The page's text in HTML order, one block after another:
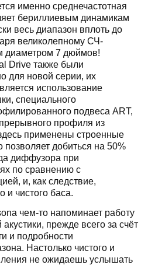
именно среднечастотная
бериллиевым динамикам
весь диапазон вплоть до
великолепному СЧ-
диаметром 7 дюймов!
Drive также были
для новой серии, их
использование
специального
подвеса ART,
профиля из
применены строенные
позволяет добиться на 50%
диффузора при
по сравнению с
и, как следствие,
и чистого баса.
чем-то напоминает работу
прежде всего за счёт
и подробности
Настолько чистого и
не ожидаешь услышать